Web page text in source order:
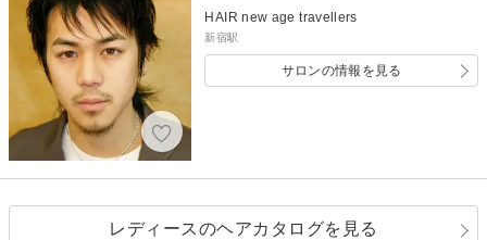
HAIR new age travellers
新宿駅
サロンの情報を見る
レディースのヘアカタログを見る